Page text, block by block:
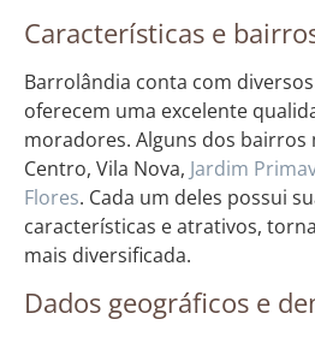
Características e
Barrolândia conta com
oferecem uma excelente
moradores. Alguns dos bairros
Centro, Vila Nova, Jardim
Flores. Cada um deles possui
características e atrativos,
mais diversificada.
Dados geográficos e